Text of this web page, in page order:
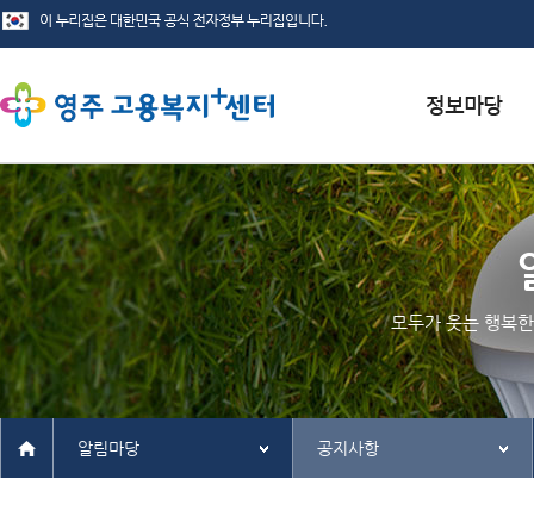
서식자료실
채용정보
인재정보
관련사이트
모두가 웃는 행복
알림마당 공지사항